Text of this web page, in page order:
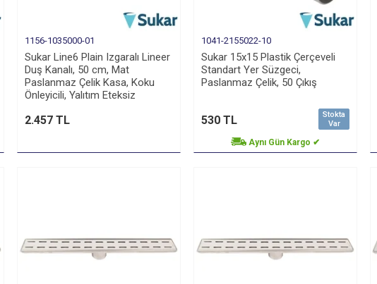
1156-1035000-01
Sukar Line6 Plain Izgaralı Lineer
Duş Kanalı, 50 cm, Mat
Paslanmaz Çelik Kasa, Koku
Önleyicili, Yalıtım Eteksiz
2.457 TL
1041-2155022-10
Sukar 15x15 Plastik Çerçeveli
Standart Yer Süzgeci,
Paslanmaz Çelik, 50 Çıkış
Stokta
Var
530 TL
Aynı Gün Kargo ✔